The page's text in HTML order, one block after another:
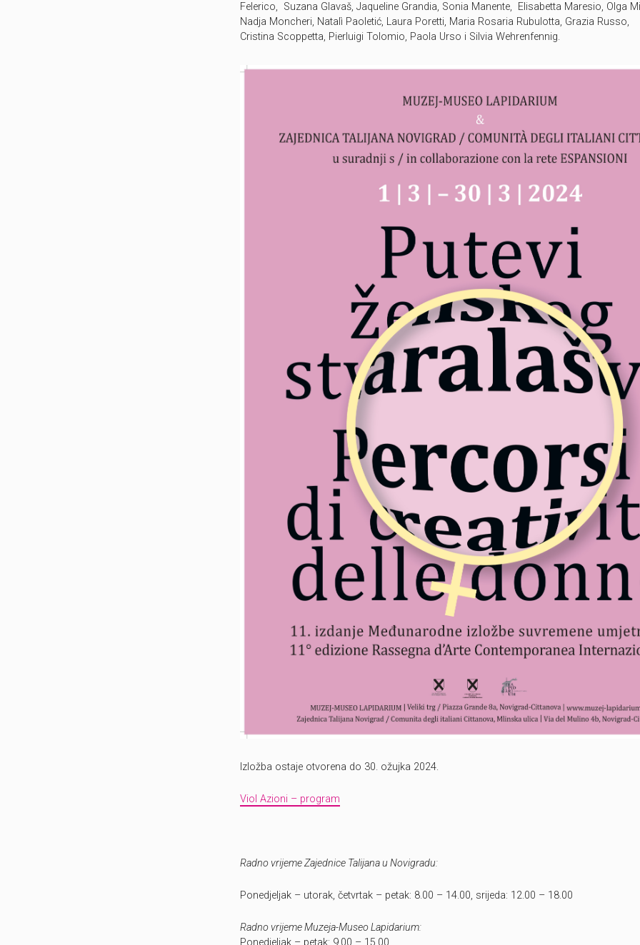
Felerico, Suzana Glavaš, Jaqueline Grandia, Sonia Manente, Elisabetta Maresio, Olga
Nadja Moncheri, Natalì Paoletić, Laura Poretti, Maria Rosaria Rubulotta, Grazia Russo,
Cristina Scoppetta, Pierluigi Tolomio, Paola Urso i Silvia Wehrenfennig.
Izložba ostaje otvorena do 30. ožujka 2024.
Viol Azioni – program
Radno vrijeme Zajednice Talijana u Novigradu:
Ponedjeljak – utorak, četvrtak – petak: 8.00 – 14.00, srijeda: 12.00 – 18.00
Radno vrijeme Muzeja-Museo Lapidarium:
Ponedjeljak – petak: 9.00 – 15.00